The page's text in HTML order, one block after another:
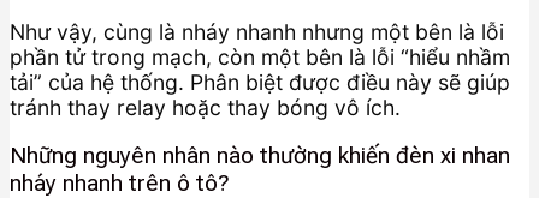
Như vậy, cùng là nháy nhanh nhưng một bên là lỗi
phần tử trong mạch, còn một bên là lỗi “hiểu nhầm
tải” của hệ thống. Phân biệt được điều này sẽ giúp
tránh thay relay hoặc thay bóng vô ích.
Những nguyên nhân nào thường khiến đèn xi nhan
nháy nhanh trên ô tô?